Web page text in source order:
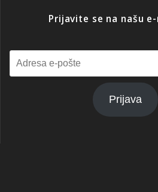
Prijavite se na našu
pošte
Prijava